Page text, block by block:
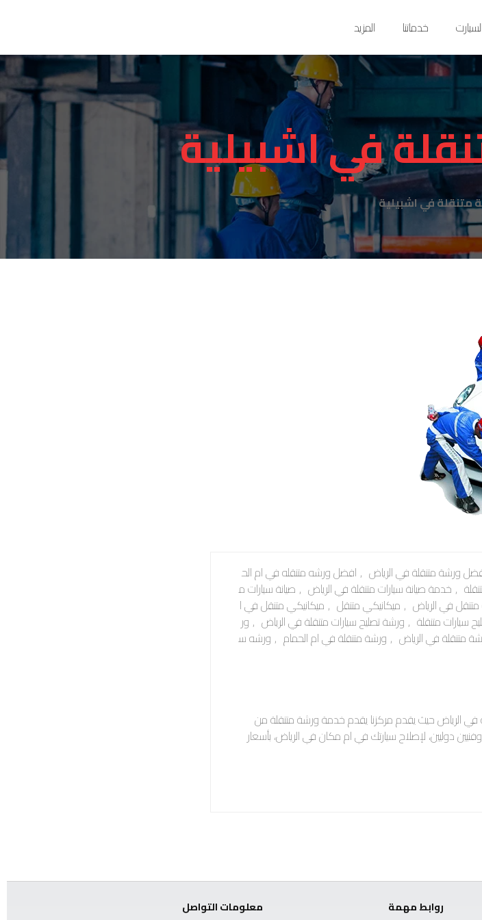
خدماتنا المزيد
في اشبيلية
متنقلة في اشبيلية
ورشة متنقلة في الرياض , افضل ورشه متنقله في ام الح
, خدمة صيانة سيارات متنقلة في الرياض , صيانة سيارات م
في الرياض , ميكانيكي متنقل , ميكانيكي متنقل في ا
سيارات متنقلة , ورشة تصليح سيارات متنقلة في الرياض , ور
متنقلة في الرياض , ورشة متنقلة في ام الحمام , ورشه س
الرياض حيث يقدم مركزنا يقدم خدمة ورشة متنقلة من
دوليين، لإصلاح سيارتك في ام مكان في الرياض، بأسعار
روابط مهمة معلومات التواصل